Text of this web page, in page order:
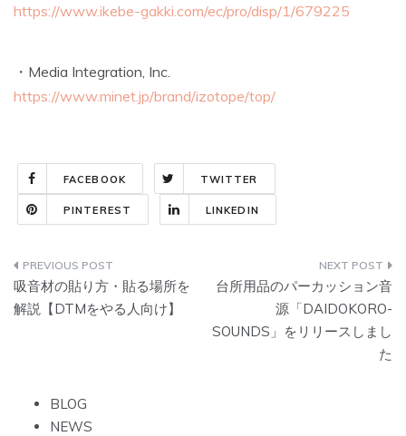
https://www.ikebe-gakki.com/ec/pro/disp/1/679225
・Media Integration, Inc.
https://www.minet.jp/brand/izotope/top/
FACEBOOK TWITTER
PINTEREST LINKEDIN
投
稿
ゲ
吸音材の貼り方・貼る場所を
解説【DTMをやる人向け】
台所用品のパーカッション音
源「DAIDOKORO-
SOUNDS」をリリースしまし
た
BLOG
NEWS